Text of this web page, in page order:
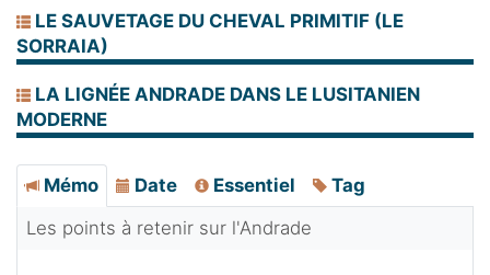
LE SAUVETAGE DU CHEVAL PRIMITIF (LE
SORRAIA)
LA LIGNÉE ANDRADE DANS LE LUSITANIEN
MODERNE
Mémo Date Essentiel
Tag
Les points à retenir sur l'Andrade